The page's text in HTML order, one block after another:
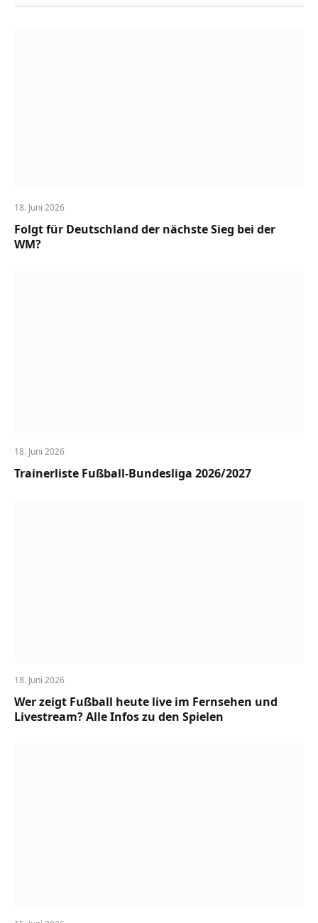
18. Juni 2026
Folgt für Deutschland der nächste Sieg bei der
WM?
18. Juni 2026
Trainerliste Fußball-Bundesliga 2026/2027
18. Juni 2026
Wer zeigt Fußball heute live im Fernsehen und
Livestream? Alle Infos zu den Spielen